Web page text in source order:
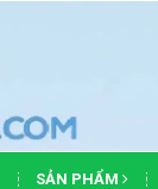
SẢN PHẨM